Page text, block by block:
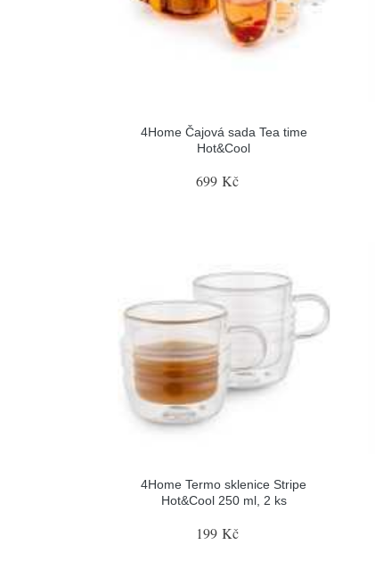
4Home Čajová sada Tea time
Hot&Cool
699 Kč
4Home Termo sklenice Stripe
Hot&Cool 250 ml, 2 ks
199 Kč